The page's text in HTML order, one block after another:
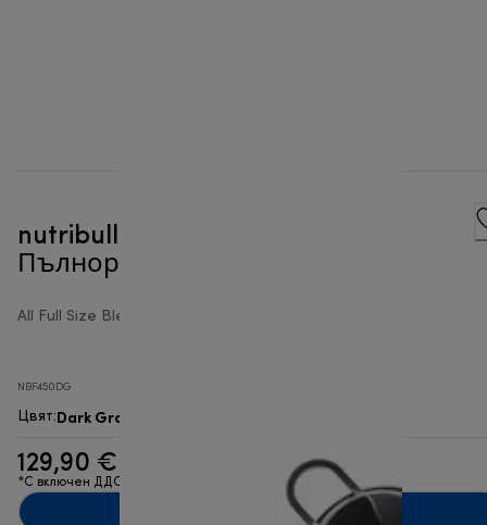
nutribullet® Combo -
Пълноразмерен блендер
All Full Size Blenders
NBF450DG
Цвят:Dark Gray
129,90 €
*С включен ДДС
Добавяне в количката